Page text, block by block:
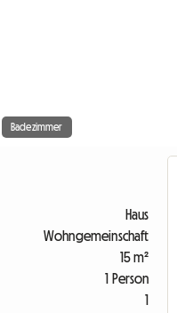
Badezimmer
Haus
Wohngemeinschaft
15 m²
1 Person
1